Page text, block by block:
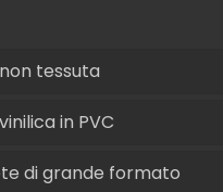
tessuta
in PVC
di grande formato